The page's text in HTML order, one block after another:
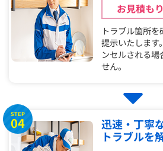
お見積も
トラブル箇所
提示いたします
ンセルされる場
せん。
STEP
04
迅速・丁寧
トラブルを